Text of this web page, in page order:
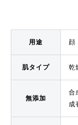
用途 顔
肌タイプ 乾
無添加
合
成